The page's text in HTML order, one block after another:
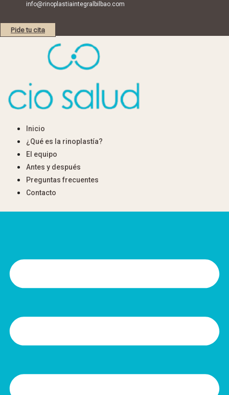
info@rinoplastiaintegralbilbao.com
Pide tu cita
Inicio
¿Qué es la rinoplastía?
El equipo
Antes y después
Preguntas frecuentes
Contacto